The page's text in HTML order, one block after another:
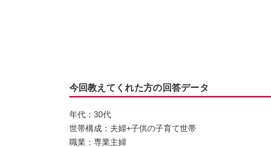
今回教えてくれた方の回答データ
年代：30代
世帯構成：夫婦+子供の子育て世帯
職業：専業主婦